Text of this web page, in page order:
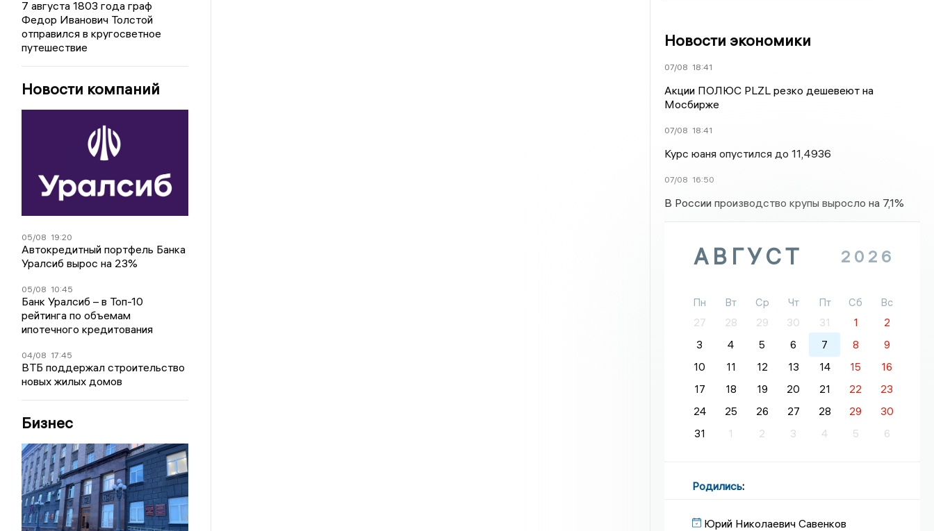
7 августа 1803 года граф
Федор Иванович Толстой
отправился в кругосветное
путешествие
Новости компаний
05/08 19:20
Автокредитный портфель Банка
Уралсиб вырос на 23%
05/08 10:45
Банк Уралсиб – в Топ-10
рейтинга по объемам
ипотечного кредитования
04/08 17:45
ВТБ поддержал строительство
новых жилых домов
Бизнес
Новости экономики
07/08 18:41
Акции ПОЛЮС PLZL резко дешевеют на
Мосбирже
07/08 18:41
Курс юаня опустился до 11,4936
07/08 16:50
В России производство крупы выросло на 7,1%
АВГУСТ 2026
Пн Вт Ср Чт Пт Сб
Вс
27
28 29 30 31 1
2
3
4 5 6 7 8
9
10
11 12 13 14 15
16
17
18 19 20 21 22
23
24
25 26 27 28 29
30
31
1 2 3 4 5 6
Родились:
Юрий Николаевич Савенков